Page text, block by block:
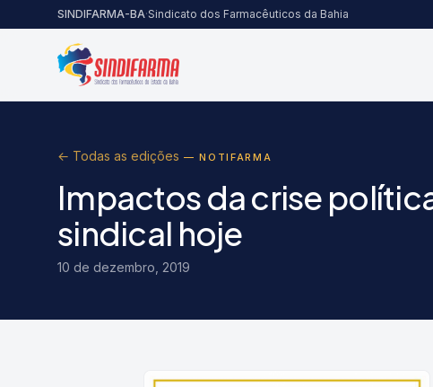
Pular para o conteúdo
SINDIFARMA-BA·Sindicato dos Farmacêuticos da Bahia
← Todas as edições — NOTIFARMA
Impactos da crise
sindical hoje
10 de dezembro, 2019